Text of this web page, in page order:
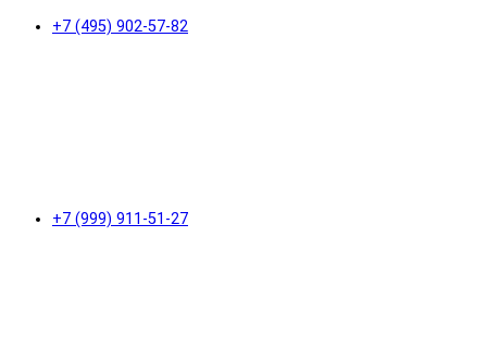
+7 (495) 902-57-82
+7 (999) 911-51-27